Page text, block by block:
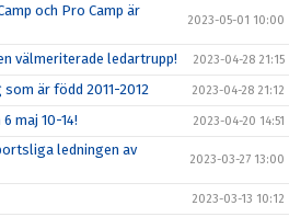
och Pro Camp är
2023-05-01 10:00
välmeriterade ledartrupp! 2023-04-28 21:15
är född 2011-2012 2023-04-28 21:12
maj 10-14! 2023-04-20 14:51
ledningen av
2023-03-27 13:00
2023-03-13 10:12